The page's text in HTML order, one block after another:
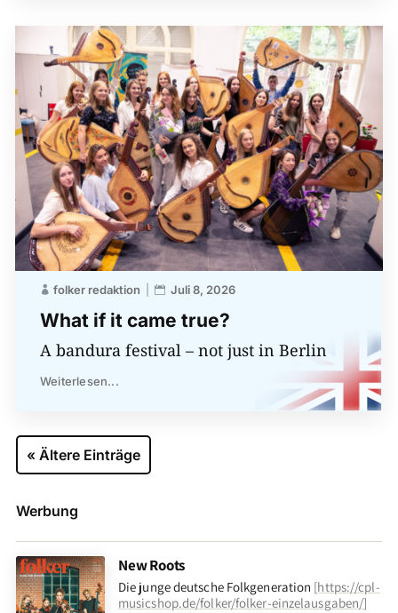
What if it came true?
folker redaktion Juli 8, 2026
A bandura festival – not just in Berlin
Weiterlesen...
« Ältere Einträge
Werbung
New Roots
Die junge deutsche Folkgeneration [https://cpl-
musicshop.de/folker/folker-einzelausgaben/]